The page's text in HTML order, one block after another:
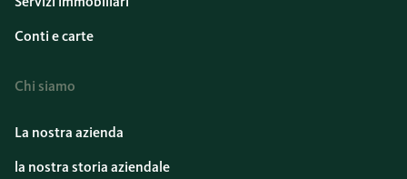
Conti e carte
Chi siamo
La nostra azienda
la nostra storia aziendale